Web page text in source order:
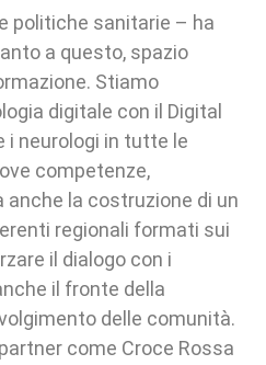
politiche sanitarie – ha
a questo, spazio
Stiamo
digitale con il Digital
i neurologi in tutte le
competenze,
anche la costruzione di un
regionali formati sui
il dialogo con i
il fronte della
delle comunità.
come Croce Rossa